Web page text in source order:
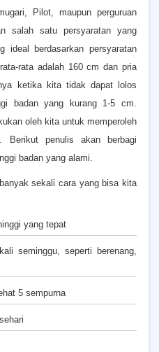
Pilot, maupun perguruan
salah satu persyaratan yang
ideal berdasarkan persyaratan
rata adalah 160 cm dan pria
ketika kita tidak dapat lolos
badan yang kurang 1-5 cm.
oleh kita untuk memperoleh
Berikut penulis akan berbagi
badan yang alami.
sekali cara yang bisa kita
yang tepat
seminggu, seperti berenang,
5 sempurna